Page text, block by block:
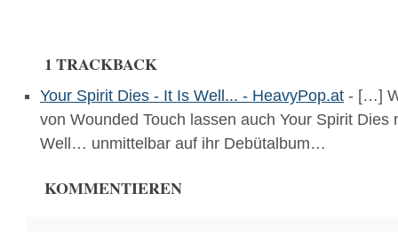
1 TRACKBACK
Your Spirit Dies - It Is Well... - HeavyPop.at - […]
von Wounded Touch lassen auch Your Spirit Dies
Well… unmittelbar auf ihr Debütalbum…
KOMMENTIEREN